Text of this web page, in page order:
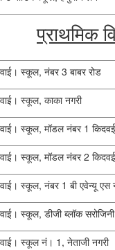
प्राथमिक
स्कूल, नंबर 3 बाबर रोड
स्कूल, काका नगरी
स्कूल, मॉडल नंबर 1
स्कूल, मॉडल नंबर 2
स्कूल, नंबर 1 बी एवेन्यू एस
स्कूल, डीजी ब्लॉक
स्कूल नं। 1, नेताजी नगरी